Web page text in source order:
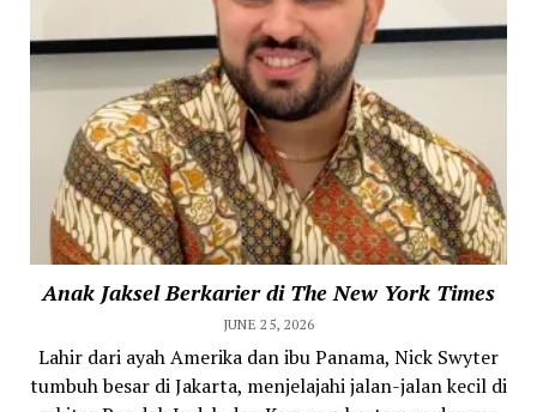
Anak Jaksel Berkarier di The New York Times
JUNE 25, 2026
Lahir dari ayah Amerika dan ibu Panama, Nick Swyter
tumbuh besar di Jakarta, menjelajahi jalan-jalan kecil di